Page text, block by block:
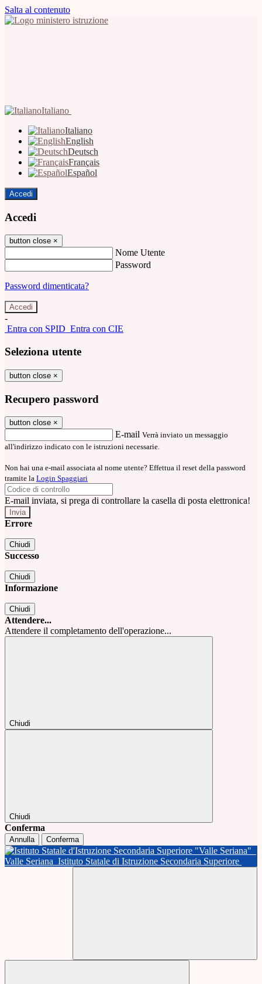
Salta al contenuto
Italiano
Italiano
English
Deutsch
Français
Español
Accedi
Accedi
button close ×
Nome Utente
Password
Password dimenticata?
-
Entra con SPID Entra con CIE
Seleziona utente
button close ×
Recupero password
button close ×
E-mail Verrà inviato un messaggio
all'indirizzo indicato con le istruzioni necessarie.
Non hai una e-mail associata al nome utente? Effettua il reset della password
tramite la Login Spaggiari
E-mail inviata, si prega di controllare la casella di posta elettronica!
Errore
Chiudi
Successo
Chiudi
Informazione
Chiudi
Attendere...
Attendere il completamento dell'operazione...
Chiudi
Chiudi
Conferma
Annulla Conferma
Valle Seriana Istituto Statale di Istruzione Secondaria Superiore